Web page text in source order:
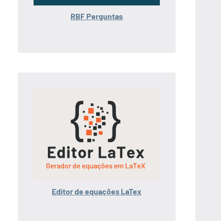
RBF Perguntas
Editor de equações LaTex